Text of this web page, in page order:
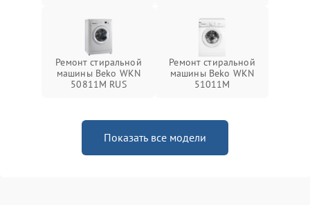
Ремонт стиральной
машины Beko WKN
50811M RUS
Ремонт стиральной
машины Beko WKN
51011M
Показать все модели